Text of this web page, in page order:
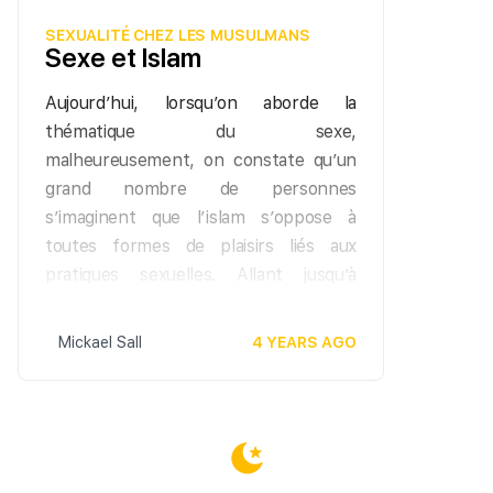
SEXUALITÉ CHEZ LES MUSULMANS
Sexe et Islam
Aujourd’hui, lorsqu’on aborde la
thématique du sexe,
malheureusement, on constate qu’un
grand nombre de personnes
s’imaginent que l’islam s’oppose à
toutes formes de plaisirs liés aux
pratiques sexuelles. Allant jusqu’à
musulmans est réprouvée par le
peut aller de paire avec une vie
sexuelle active et épanouie. D’ailleurs
Mickael Sall 4 YEARS AGO